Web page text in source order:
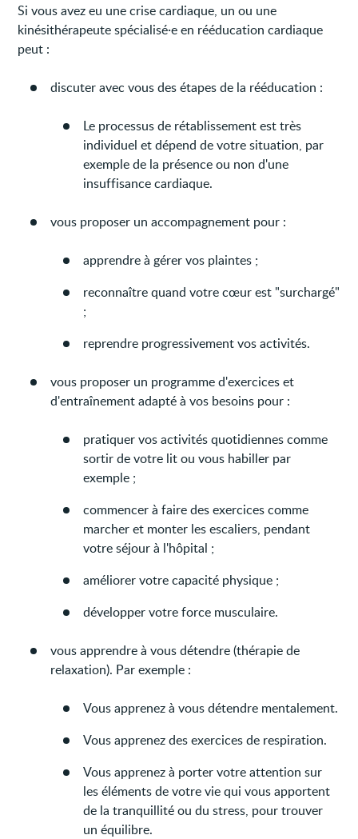
Si vous avez eu une crise cardiaque, un ou une
kinésithérapeute spécialisé·e en rééducation cardiaque
peut :
discuter avec vous des étapes de la rééducation :
Le processus de rétablissement est très
individuel et dépend de votre situation, par
exemple de la présence ou non d'une
insuffisance cardiaque.
vous proposer un accompagnement pour :
apprendre à gérer vos plaintes ;
reconnaître quand votre cœur est "surchargé"
;
reprendre progressivement vos activités.
vous proposer un programme d'exercices et
d'entraînement adapté à vos besoins pour :
pratiquer vos activités quotidiennes comme
sortir de votre lit ou vous habiller par
exemple ;
commencer à faire des exercices comme
marcher et monter les escaliers, pendant
votre séjour à l'hôpital ;
améliorer votre capacité physique ;
développer votre force musculaire.
vous apprendre à vous détendre (thérapie de
relaxation). Par exemple :
Vous apprenez à vous détendre mentalement.
Vous apprenez des exercices de respiration.
Vous apprenez à porter votre attention sur
les éléments de votre vie qui vous apportent
de la tranquillité ou du stress, pour trouver
un équilibre.